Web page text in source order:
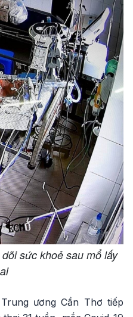
sức khoẻ sau mổ lấy
ương Cần Thơ tiếp